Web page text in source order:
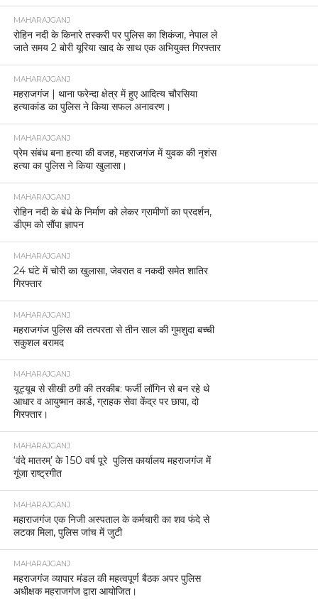
MAHARAJGANJ
रोहिन नदी के किनारे तस्करी पर पुलिस का शिकंजा, नेपाल ले
जाते समय 2 बोरी यूरिया खाद के साथ एक अभियुक्त गिरफ्तार
MAHARAJGANJ
महराजगंज | थाना फरेन्दा क्षेत्र में हुए आदित्य चौरसिया
हत्याकांड का पुलिस ने किया सफल अनावरण।
MAHARAJGANJ
प्रेम संबंध बना हत्या की वजह, महराजगंज में युवक की नृशंस
हत्या का पुलिस ने किया खुलासा।
MAHARAJGANJ
रोहिन नदी के बंधे के निर्माण को लेकर ग्रामीणों का प्रदर्शन,
डीएम को सौंपा ज्ञापन
MAHARAJGANJ
24 घंटे में चोरी का खुलासा, जेवरात व नकदी समेत शातिर
गिरफ्तार
MAHARAJGANJ
महराजगंज पुलिस की तत्परता से तीन साल की गुमशुदा बच्ची
सकुशल बरामद
MAHARAJGANJ
यूट्यूब से सीखी ठगी की तरकीब: फर्जी लॉगिन से बन रहे थे
आधार व आयुष्मान कार्ड, ग्राहक सेवा केंद्र पर छापा, दो
गिरफ्तार।
MAHARAJGANJ
‘वंदे मातरम्’ के 150 वर्ष पूरे पुलिस कार्यालय महराजगंज में
गूंजा राष्ट्रगीत
MAHARAJGANJ
महाराजगंज एक निजी अस्पताल के कर्मचारी का शव फंदे से
लटका मिला, पुलिस जांच में जुटी
MAHARAJGANJ
महराजगंज व्यापार मंडल की महत्वपूर्ण बैठक अपर पुलिस
अधीक्षक महराजगंज द्वारा आयोजित।